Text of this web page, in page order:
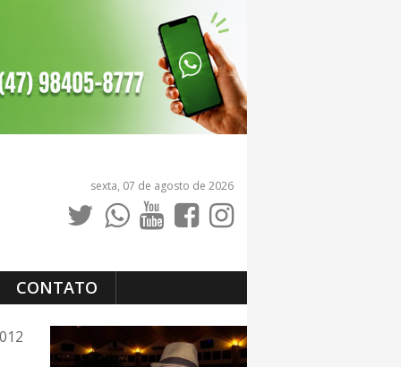
sexta, 07 de agosto de 2026
CONTATO